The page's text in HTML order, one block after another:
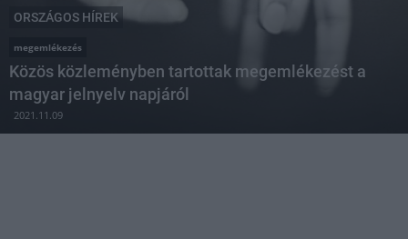
ORSZÁGOS HÍREK
megemlékezés
Közös közleményben tartottak megemlékezést a
magyar jelnyelv napjáról
2021.11.09